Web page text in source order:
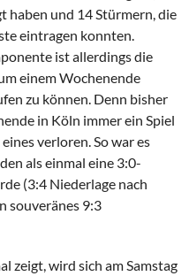
haben und 14 Stürmern, die
eintragen konnten.
ist allerdings die
einem Wochenende
zu können. Denn bisher
in Köln immer ein Spiel
verloren. So war es
als einmal eine 3:0-
(3:4 Niederlage nach
souveränes 9:3
zeigt, wird sich am Samstag